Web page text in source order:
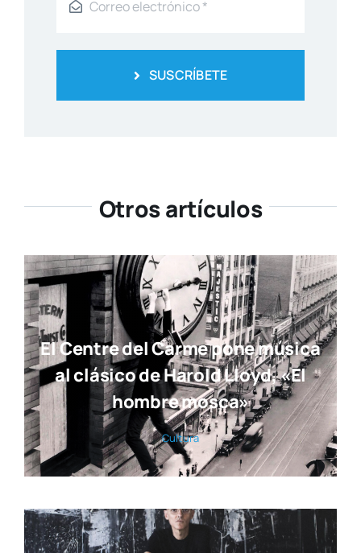
SUSCRÍBETE
Otros artículos
El Centre del Carme pone música
al clásico de Harold Lloyd, «El
hombre mosca»
Cul­tu­ra